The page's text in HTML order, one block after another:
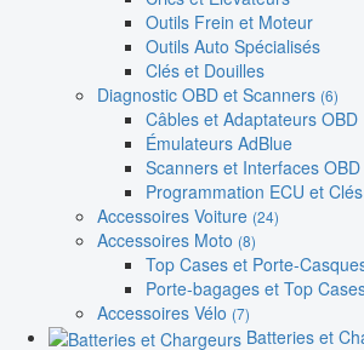
Outils Frein et Moteur
Outils Auto Spécialisés
Clés et Douilles
Diagnostic OBD et Scanners (6)
Câbles et Adaptateurs OBD
Émulateurs AdBlue
Scanners et Interfaces OBD
Programmation ECU et Clés
Accessoires Voiture (24)
Accessoires Moto (8)
Top Cases et Porte-
Porte-bagages et Top
Accessoires Vélo (7)
Batteries et